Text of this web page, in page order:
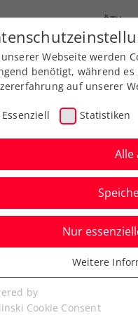
ÖTV
AusbildungWebseite werden
benötigt, während
auf unserer
Essenziell Statistiken
Alle
Nur
Cookies werden
benötigt. Dadurch
Weitere
by
Cookie Consent